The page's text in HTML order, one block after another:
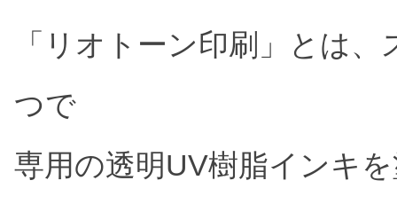
「リオトーン印刷」とは
つで
専用の透明UV樹脂インキ